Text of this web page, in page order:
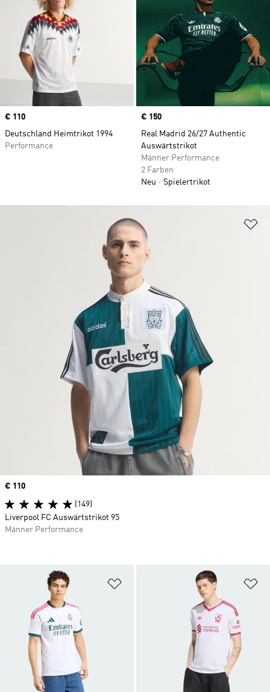
Price
€ 110
Deutschland Heimtrikot 1994
Performance
Price
€ 150
Real Madrid 26/27 Authentic
Auswärtstrikot
Männer Performance
2 Farben
Neu
Spielertrikot
Zur Wunschliste hinzufügen
Price
€ 110
(149)
Liverpool FC Auswärtstrikot 95
Männer Performance